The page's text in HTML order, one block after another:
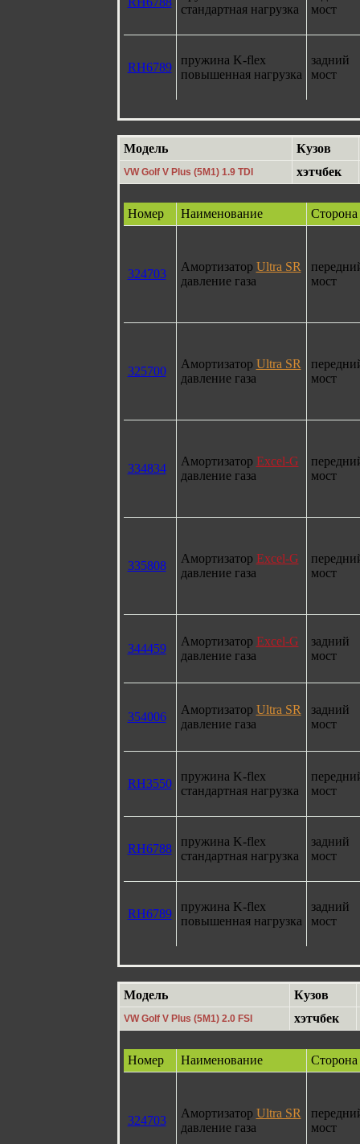
стандартная нагрузка
мост
RH6789
пружина K-flex
повышенная нагрузка
задний
мост
Модель Кузов
VW Golf V Plus (5M1) 1.9 TDI хэтчбек
Номер Наименование Сторона
324703
Амортизатор Ultra SR
давление газа
мост
325700
Амортизатор Ultra SR
давление газа
мост
334834
Амортизатор Excel-G
давление газа
мост
335808
Амортизатор Excel-G
давление газа
мост
344459
Амортизатор Excel-G
давление газа
задний
мост
354006
Амортизатор Ultra SR
давление газа
задний
мост
RH3550
пружина K-flex
стандартная нагрузка
мост
RH6788
пружина K-flex
стандартная нагрузка
задний
мост
RH6789
пружина K-flex
повышенная нагрузка
задний
мост
Модель Кузов
VW Golf V Plus (5M1) 2.0 FSI хэтчбек
Номер Наименование Сторона
324703
Амортизатор Ultra SR
давление газа
мост